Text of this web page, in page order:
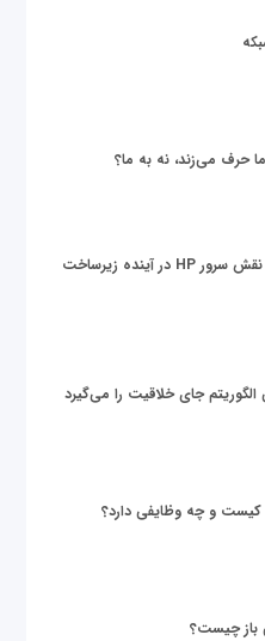
حرف می‌زند، نه به ما؟
زیر پوست دنیای داده؛ نقش سرور HP در آینده زیرساخت
جای خلاقیت را می‌گیرد
کیست و چه وظایفی دارد؟
باز چیست؟